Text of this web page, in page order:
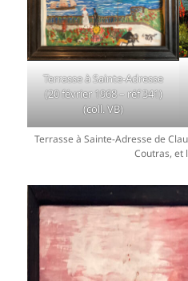
Terrasse à Sainte-Adresse
(20 février 1968 – réf 341)
(coll. VB)
Terrasse à Sainte-Adresse de
Coutras, et